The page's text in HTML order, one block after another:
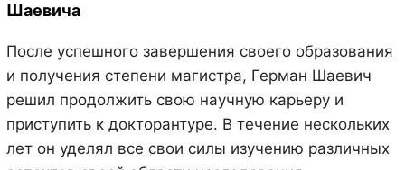
Шаевича
После успешного завершения своего образования
и получения степени магистра, Герман Шаевич
решил продолжить свою научную карьеру и
приступить к докторантуре. В течение нескольких
лет он уделял все свои силы изучению различных